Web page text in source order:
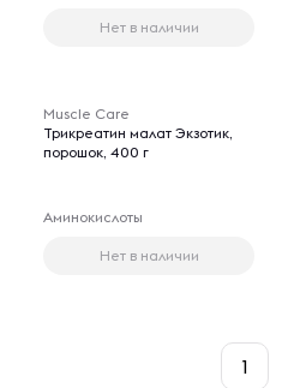
Нет в наличии
Muscle Care
Трикреатин малат Экзотик,
порошок, 400 г
Аминокислоты
Нет в наличии
1